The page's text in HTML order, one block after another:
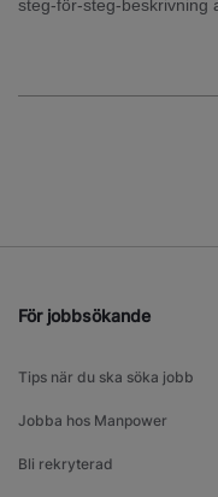
steg-för-steg-beskrivning
För jobbsökande
Tips när du ska söka jobb
Jobba hos Manpower
Bli rekryterad